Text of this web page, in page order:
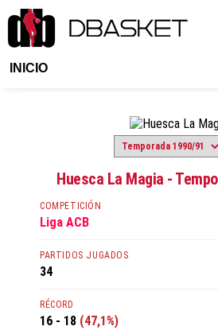
INICIO
Huesca La Magia -
COMPETICIÓN
Liga ACB
PARTIDOS JUGADOS
34
RÉCORD
16 - 18 (47,1%)